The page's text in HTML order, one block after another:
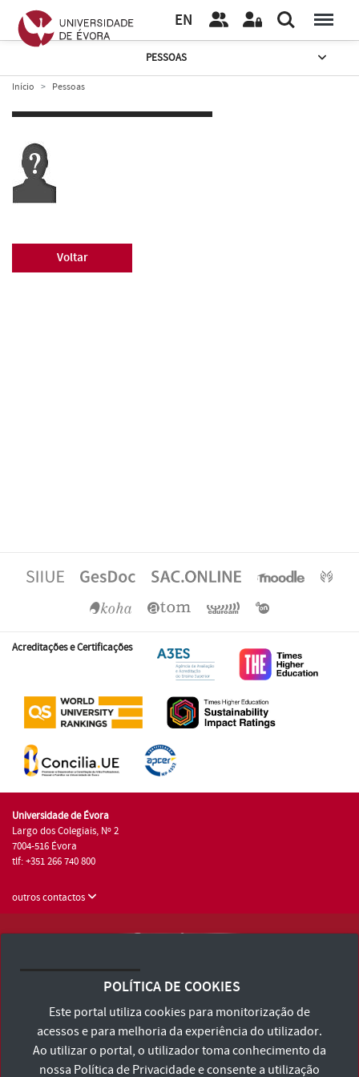
EN
PESSOAS
Início Pessoas
Voltar
Acreditações e Certificações
Universidade de Évora
Largo dos Colegiais, Nº 2
7004-516 Évora
tlf: +351 266 740 800
outros contactos
Consulte os Termos e Condições e Política de Privacidade
Declaração de Acessibilidade
POLÍTICA DE COOKIES
Este portal utiliza cookies para monitorização de
acessos e para melhoria da experiência do utilizador.
Ao utilizar o portal, o utilizador toma conhecimento da
nossa Política de Privacidadee consente a utilização